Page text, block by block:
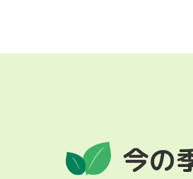
今の